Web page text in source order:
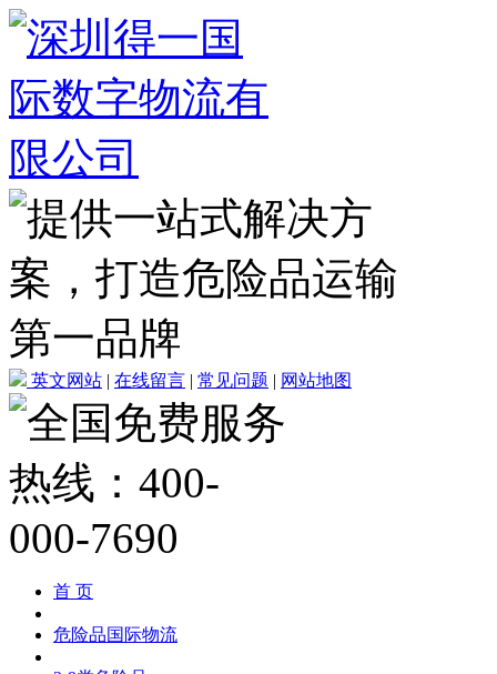
英文网站 | 在线留言 | 常见问题 | 网站地图
首 页
危险品国际物流